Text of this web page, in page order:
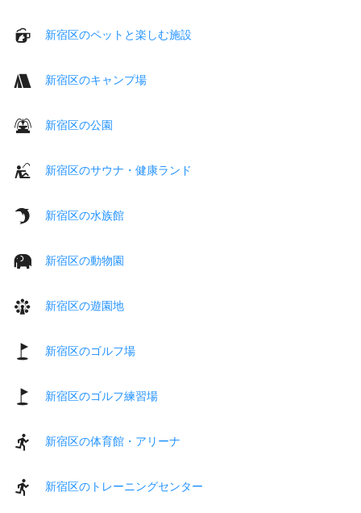
新宿区のペットと楽しむ施設
新宿区のキャンプ場
新宿区の公園
新宿区のサウナ・健康ランド
新宿区の水族館
新宿区の動物園
新宿区の遊園地
新宿区のゴルフ場
新宿区のゴルフ練習場
新宿区の体育館・アリーナ
新宿区のトレーニングセンター